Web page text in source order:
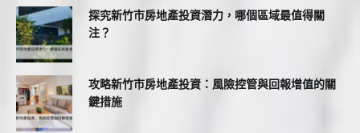
探究新竹市房地產投資潛力，哪個區域最值得關
注？
攻略新竹市房地產投資：風險控管與回報增值的關
鍵措施